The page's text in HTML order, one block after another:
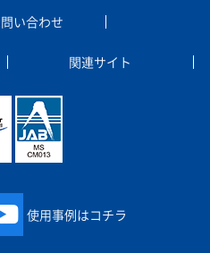
い合わせ
関連サイト
使用事例はコチラ